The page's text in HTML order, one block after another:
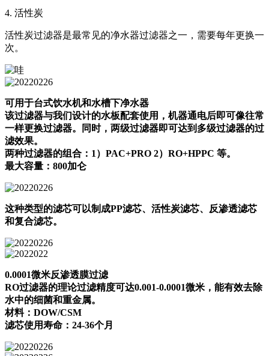
4. 活性炭
活性炭过滤器是最常见的净水器过滤器之一，需要每年更换一
次。
可用于台式饮水机和水槽下净水器
该过滤器与我们设计的水板配套使用，机器通电后即可像往常
一样更换过滤器。同时，两级过滤器即可达到多级过滤器的过
滤效果。
两种过滤器的组合：1）PAC+PRO 2）RO+HPPC 等。
最大容量：800加仑
这种类型的滤芯可以制成PP滤芯、活性炭滤芯、反渗透滤芯
和复合滤芯。
0.0001微米反渗透膜过滤
RO过滤器的理论过滤精度可达0.001-0.0001微米，能有效去除
水中的细菌和重金属。
材料：DOW/CSM
滤芯使用寿命：24-36个月